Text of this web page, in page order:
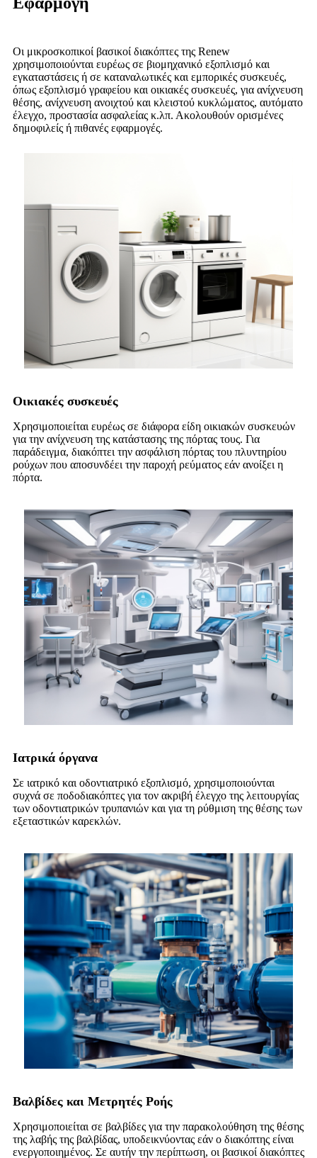
Οι μικροσκοπικοί βασικοί διακόπτες της Renew
χρησιμοποιούνται ευρέως σε βιομηχανικό εξοπλισμό και
εγκαταστάσεις ή σε καταναλωτικές και εμπορικές συσκευές,
όπως εξοπλισμό γραφείου και οικιακές συσκευές, για ανίχνευση
θέσης, ανίχνευση ανοιχτού και κλειστού κυκλώματος, αυτόματο
έλεγχο, προστασία ασφαλείας κ.λπ. Ακολουθούν ορισμένες
δημοφιλείς ή πιθανές εφαρμογές.
Οικιακές συσκευές
Χρησιμοποιείται ευρέως σε διάφορα είδη οικιακών συσκευών
για την ανίχνευση της κατάστασης της πόρτας τους. Για
παράδειγμα, διακόπτει την ασφάλιση πόρτας του πλυντηρίου
ρούχων που αποσυνδέει την παροχή ρεύματος εάν ανοίξει η
πόρτα.
Ιατρικά όργανα
Σε ιατρικό και οδοντιατρικό εξοπλισμό, χρησιμοποιούνται
συχνά σε ποδοδιακόπτες για τον ακριβή έλεγχο της λειτουργίας
των οδοντιατρικών τρυπανιών και για τη ρύθμιση της θέσης των
εξεταστικών καρεκλών.
Βαλβίδες και Μετρητές Ροής
Χρησιμοποιείται σε βαλβίδες για την παρακολούθηση της θέσης
της λαβής της βαλβίδας, υποδεικνύοντας εάν ο διακόπτης είναι
ενεργοποιημένος. Σε αυτήν την περίπτωση, οι βασικοί διακόπτες